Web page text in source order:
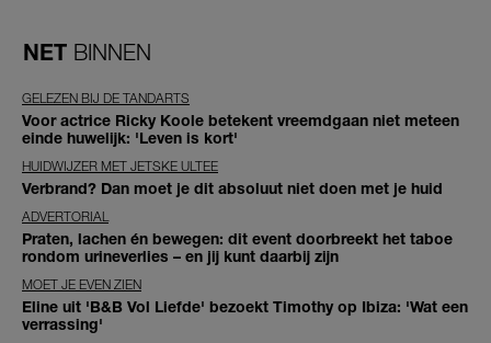
NET BINNEN
GELEZEN BIJ DE TANDARTS
Voor actrice Ricky Koole betekent vreemdgaan niet meteen
einde huwelijk: 'Leven is kort'
HUIDWIJZER MET JETSKE ULTEE
Verbrand? Dan moet je dit absoluut niet doen met je huid
ADVERTORIAL
Praten, lachen én bewegen: dit event doorbreekt het taboe
rondom urineverlies – en jij kunt daarbij zijn
MOET JE EVEN ZIEN
Eline uit 'B&B Vol Liefde' bezoekt Timothy op Ibiza: 'Wat een
verrassing'